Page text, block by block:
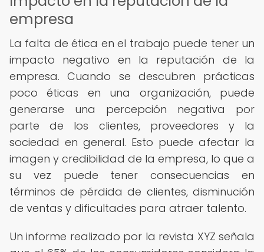
empresa
La falta de ética en el trabajo puede tener un
impacto negativo en la reputación de la
empresa. Cuando se descubren prácticas
poco éticas en una organización, puede
generarse una percepción negativa por
parte de los clientes, proveedores y la
sociedad en general. Esto puede afectar la
imagen y credibilidad de la empresa, lo que a
su vez puede tener consecuencias en
términos de pérdida de clientes, disminución
de ventas y dificultades para atraer talento.
Un informe realizado por la revista XYZ señala